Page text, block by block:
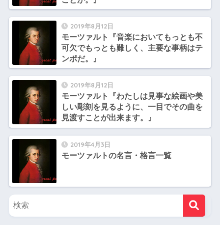
2019年8月12日
モーツァルト『音楽においてもっとも不
可欠でもっとも難しく、主要な事柄はテ
ンポだ。』
2019年8月12日
モーツァルト『わたしは見事な絵画や美
しい彫刻を見るように、一目でその曲を
見渡すことが出来ます。』
2019年4月3日
モーツァルトの名言・格言一覧